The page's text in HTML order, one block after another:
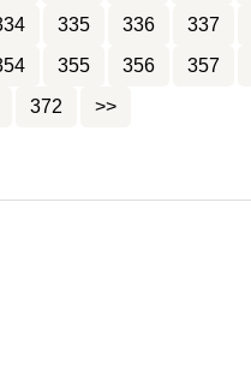
335 336 337
355 356 357
372 >>